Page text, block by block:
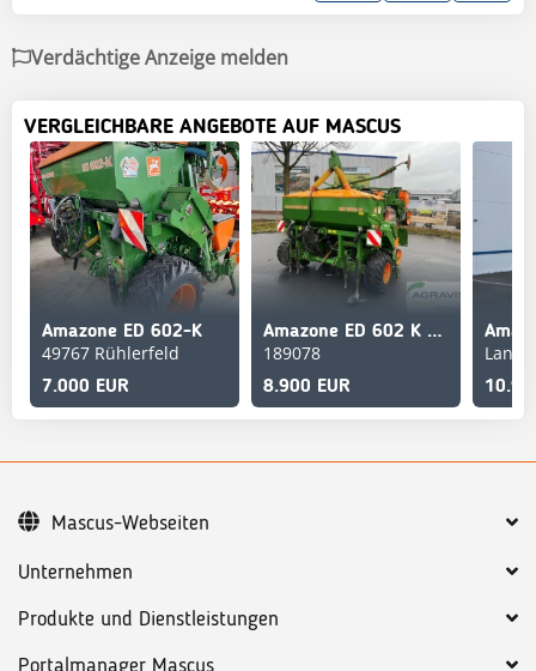
Verdächtige Anzeige melden
VERGLEICHBARE ANGEBOTE AUF MASCUS
Amazone ED 602-K
49767 Rühlerfeld
7.000 EUR
Amazone ED 602 K PROFI
189078
8.900 EUR
Unternehmen
Produkte und Dienstleistungen
Portalmanager Mascus
Mascus-Webseiten